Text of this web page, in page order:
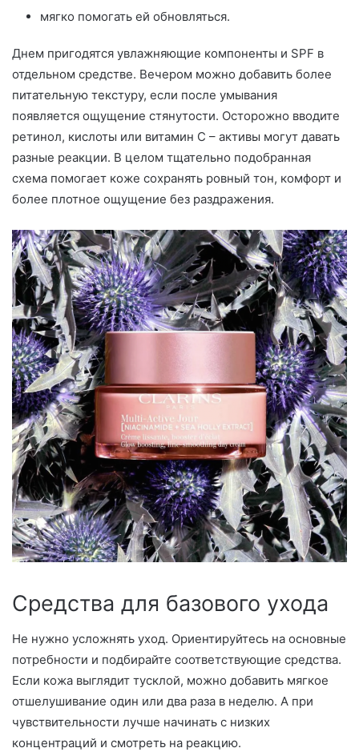
мягко помогать ей обновляться.
Днем пригодятся увлажняющие компоненты и SPF в
отдельном средстве. Вечером можно добавить более
питательную текстуру, если после умывания
появляется ощущение стянутости. Осторожно вводите
ретинол, кислоты или витамин C – активы могут давать
разные реакции. В целом тщательно подобранная
схема помогает коже сохранять ровный тон, комфорт и
более плотное ощущение без раздражения.
Средства для базового ухода
Не нужно усложнять уход. Ориентируйтесь на основные
потребности и подбирайте соответствующие средства.
Если кожа выглядит тусклой, можно добавить мягкое
отшелушивание один или два раза в неделю. А при
чувствительности лучше начинать с низких
концентраций и смотреть на реакцию.